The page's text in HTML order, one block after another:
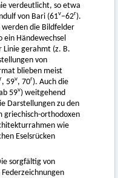
verdeutlicht, so etwa
von Bari (61v–62r).
die Bildfelder
ein Händewechsel
gerahmt (z. B.
von
blieben meist
r, 59v, 70r). Auch die
59v) weitgehend
Darstellungen zu den
griechisch-orthodoxen
wie
Eselsrücken
sorgfältig von